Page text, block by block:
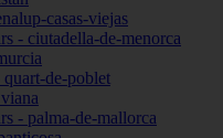
casas-viejas
- ciutadella-de-menorca
quart-de-poblet
- palma-de-mallorca